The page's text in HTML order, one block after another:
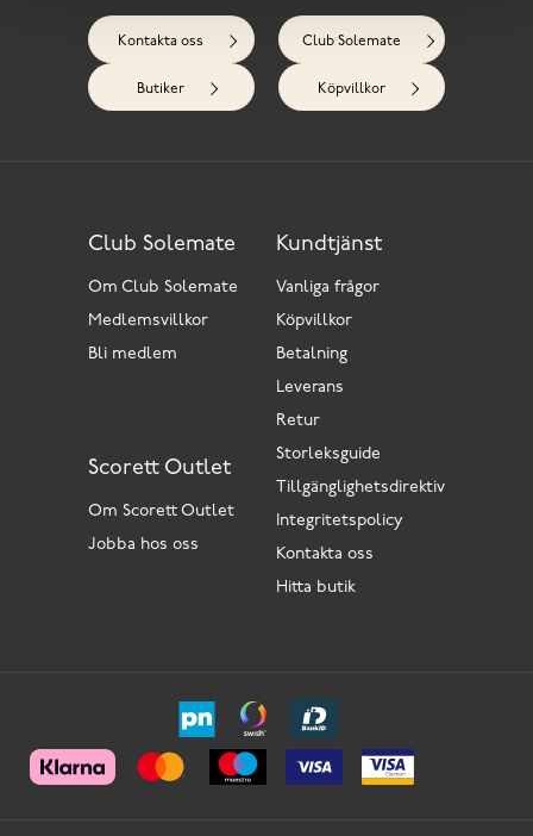
Kontakta oss Club Solemate
Butiker Köpvillkor
Kundtjänst
Vanliga frågor
Köpvillkor
Betalning
Leverans
Retur
Storleksguide
Tillgänglighetsdirektiv
Integritetspolicy
Kontakta oss
Hitta butik
Scorett Outlet
Om Scorett Outlet
Jobba hos oss
Club Solemate
Om Club Solemate
Medlemsvillkor
Bli medlem